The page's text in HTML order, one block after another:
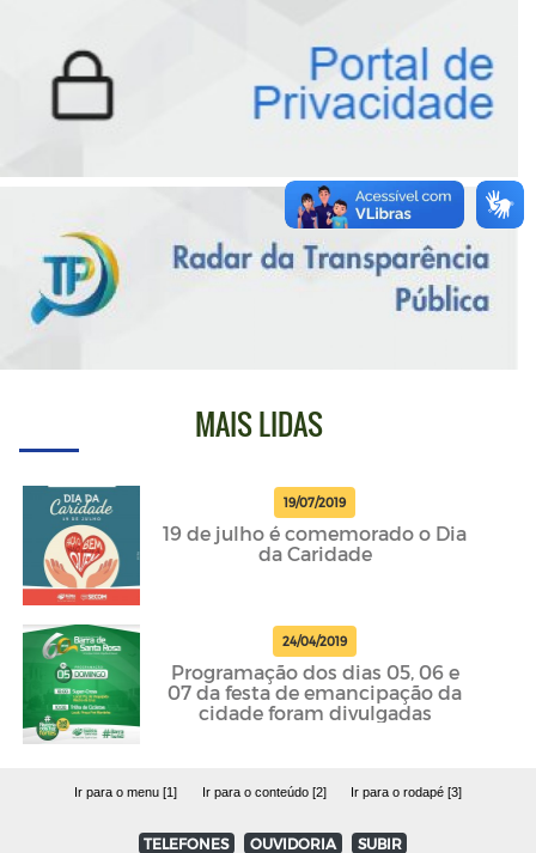
MAIS LIDAS
19/07/2019
19 de julho é comemorado o Dia
da Caridade
24/04/2019
Programação dos dias 05, 06 e
07 da festa de emancipação da
cidade foram divulgadas
Ir para o menu [1] Ir para o conteúdo [2] Ir para o rodapé [3]
TELEFONES OUVIDORIA SUBIR